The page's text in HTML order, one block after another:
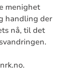
menighet
handling der
nå, til det